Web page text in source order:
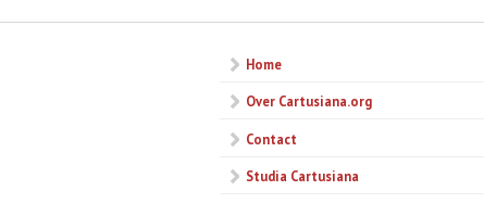
Home
Over Cartusiana.org
Contact
Studia Cartusiana